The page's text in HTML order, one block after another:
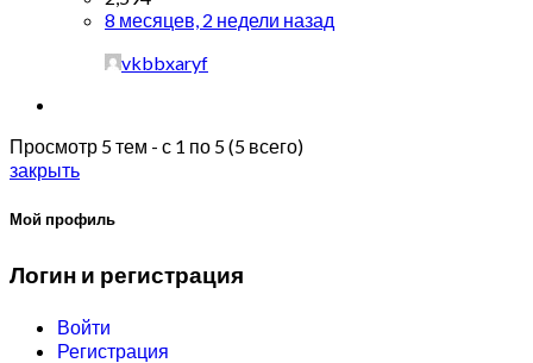
8 месяцев, 2 недели назад
vkbbxaryf
Просмотр 5 тем - с 1 по 5 (5 всего)
закрыть
Мой профиль
Логин и регистрация
Войти
Регистрация